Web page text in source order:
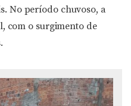
No período chuvoso, a
com o surgimento de